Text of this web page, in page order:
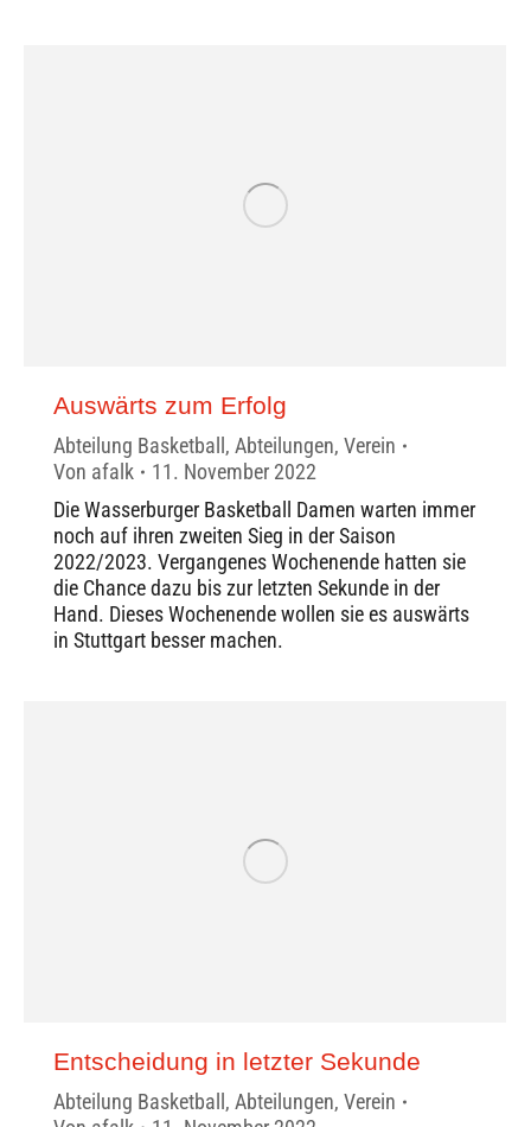
Auswärts zum Erfolg
Abteilung Basketball , Abteilungen, Verein
Von afalk
11. November 2022
Die Wasserburger Basketball Damen warten immer
noch auf ihren zweiten Sieg in der Saison
2022/2023. Vergangenes Wochenende hatten sie
die Chance dazu bis zur letzten Sekunde in der
Hand. Dieses Wochenende wollen sie es auswärts
in Stuttgart besser machen.
Entscheidung in letzter Sekunde
Abteilung Basketball , Abteilungen, Verein